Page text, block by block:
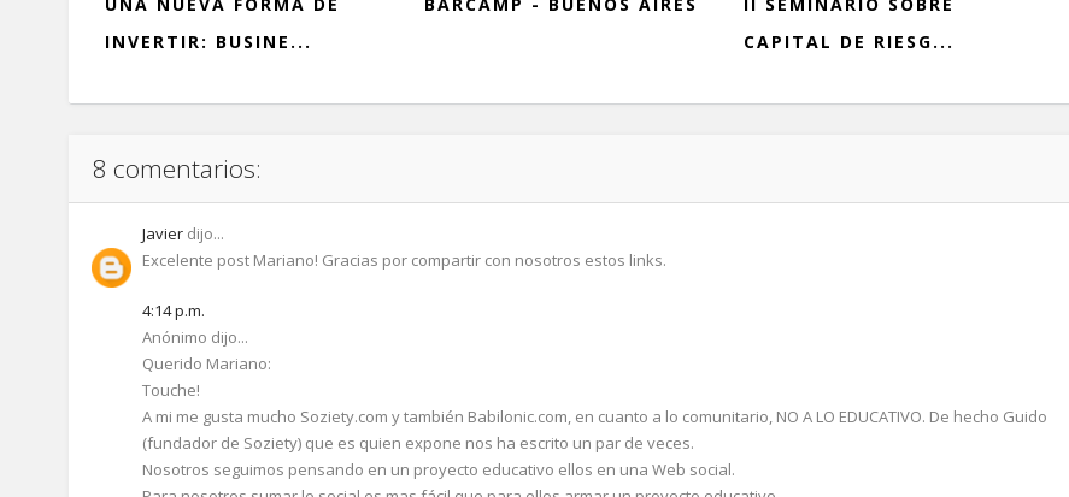
INVERTIR: BUSINE...
CAPITAL DE RIESG...
8 comentarios:
Javier dijo...
Excelente post Mariano! Gracias por compartir con nosotros estos links.
4:14 p.m.
Anónimo dijo...
Querido Mariano:
Touche!
A mi me gusta mucho Soziety.com y también Babilonic.com, en cuanto a lo comunitario, NO A LO EDUCATIVO. De hecho Guido
(fundador de Soziety) que es quien expone nos ha escrito un par de veces.
Nosotros seguimos pensando en un proyecto educativo ellos en una Web social.